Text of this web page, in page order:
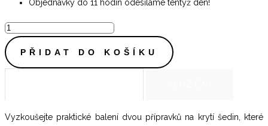
Objednávky do 11 hodin odesíláme tentýž den!
DÁRKOVÉ
BALENÍ
SPREJ
PŘIDAT DO KOŠÍKU
Vyzkoušejte praktické balení dvou přípravků na krytí šedin, které